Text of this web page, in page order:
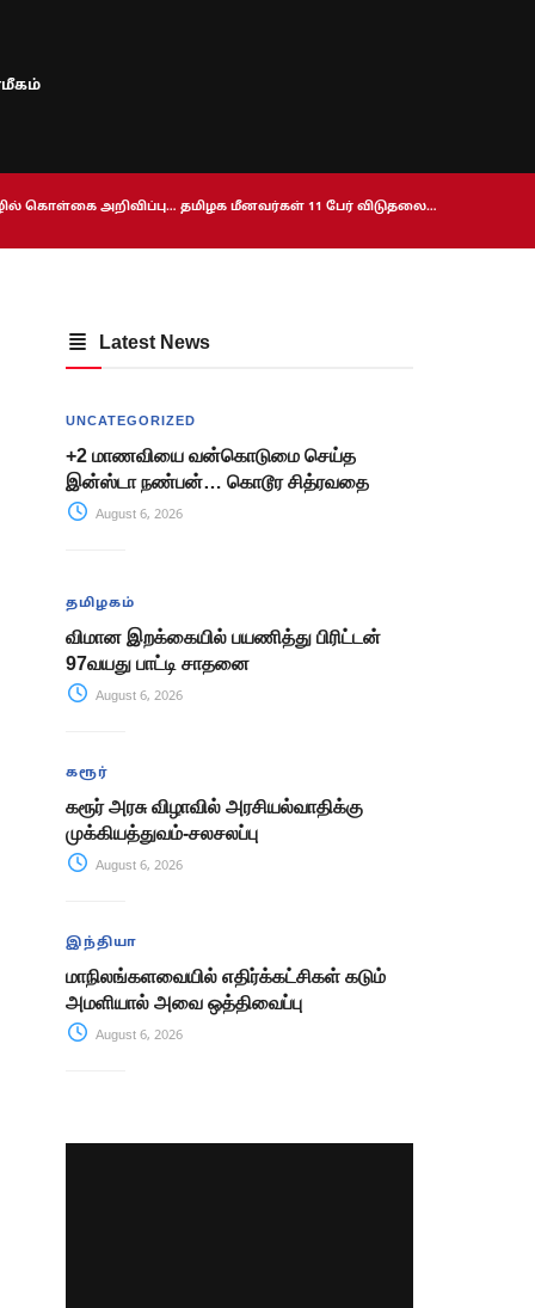
கொள்கை அறிவிப்பு… தமிழக மீனவர்கள் 11 பேர் விடுதலை…
Latest News
UNCATEGORIZED
+2 மாணவியை வன்கொடுமை செய்த
இன்ஸ்டா நண்பன்… கொடூர சித்ரவதை
August 6, 2026
தமிழகம்
விமான இறக்கையில் பயணித்து பிரிட்டன்
97வயது பாட்டி சாதனை
August 6, 2026
கரூர்
கரூர் அரசு விழாவில் அரசியல்வாதிக்கு
முக்கியத்துவம்-சலசலப்பு
August 6, 2026
இந்தியா
மாநிலங்களவையில் எதிர்க்கட்சிகள் கடும்
அமளியால் அவை ஒத்திவைப்பு
August 6, 2026